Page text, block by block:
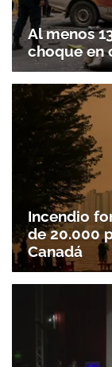
Al menos
choque en
Incendio
de 20.000
Canadá